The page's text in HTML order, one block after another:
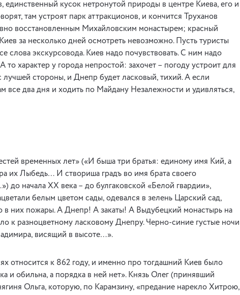
единственный кусок нетронутой природы в центре Киева, его и
там устроят парк аттракционов, и кончится Труханов
восстановленным Михайловским монастырем; красный
за несколько дней осмотреть невозможно. Пусть туристы
слова экскурсовода. Киев надо почувствовать. С ним надо
то характер у города непростой: захочет – погоду устроит для
лучшей стороны, и Днепр будет ласковый, тихий. А если
все два дня и ходить по Майдану Незалежности и удивляться,
временных лет» («И быша три братья: единому имя Кий, а
их Лыбедь… И створиша градъ во имя брата своего
до начала ХХ века – до булгаковской «Белой гвардии»,
белым цветом сады, одевался в зелень Царский сад,
в них пожары. А Днепр! А закаты! А Выдубецкий монастырь на
к разноцветному ласковому Днепру. Черно-синие густые ночи
висящий в высоте…».
относится к 862 году, и именно про тогдашний Киев было
и обильна, а порядка в ней нет». Князь Олег (принявший
Ольга, которую, по Карамзину, «предание нарекло Хитрою,